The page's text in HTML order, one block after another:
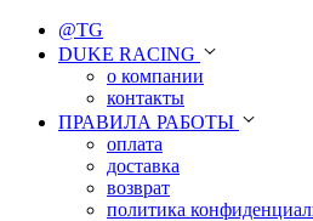
@TG
DUKE RACING
о компании
контакты
ПРАВИЛА РАБОТЫ
оплата
доставка
возврат
политика